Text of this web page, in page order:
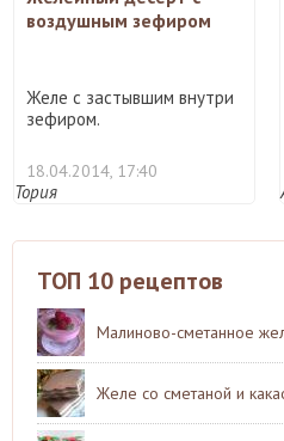
воздушным зефиром
Желе с застывшим внутри
зефиром.
18.04.2014, 17:40
Тория
ТОП 10 рецептов
Малиново-сметанное
Желе со сметаной и